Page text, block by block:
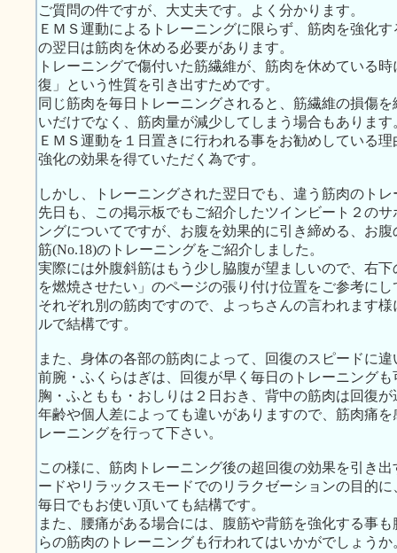
ご質問の件ですが、大丈夫です。よく分かります。
ＥＭＳ運動によるトレーニングに限らず、筋肉を強化
の翌日は筋肉を休める必要があります。
トレーニングで傷付いた筋繊維が、筋肉を休めている
復」という性質を引き出すためです。
同じ筋肉を毎日トレーニングされると、筋繊維の損傷
いだけでなく、筋肉量が減少してしまう場合もあります
ＥＭＳ運動を１日置きに行われる事をお勧めしている
強化の効果を得ていただく為です。
しかし、トレーニングされた翌日でも、違う筋肉のト
先日も、この掲示板でもご紹介したツインビート２の
ングについてですが、お腹を効果的に引き締める、お
筋(No.18)のトレーニングをご紹介しました。
実際には外腹斜筋はもう少し脇腹が望ましいので、右下
を燃焼させたい」のページの張り付け位置をご参考にし
それぞれ別の筋肉ですので、よっちさんの言われます
ルで結構です。
また、身体の各部の筋肉によって、回復のスピードに
前腕・ふくらはぎは、回復が早く毎日のトレーニング
胸・ふともも・おしりは２日おき、背中の筋肉は回復
年齢や個人差によっても違いがありますので、筋肉痛
レーニングを行って下さい。
この様に、筋肉トレーニング後の超回復の効果を引き
ードやリラックスモードでのリラクゼーションの目的
毎日でもお使い頂いても結構です。
また、腰痛がある場合には、腹筋や背筋を強化する事
らの筋肉のトレーニングも行われてはいかがでしょうか